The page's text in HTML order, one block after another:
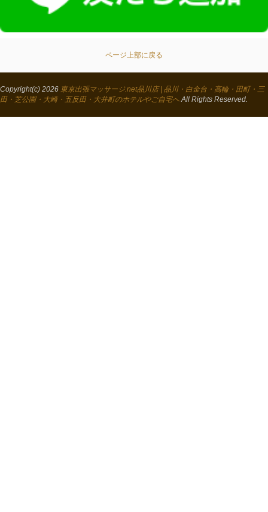
ページ上部に戻る
Copyright(c) 2026 東京出張マッサージ.net品川店 | 品川・白金台・高輪・田町・三
田・芝公園・大崎・五反田・大井町のホテルやご自宅へAll Rights Reserved.